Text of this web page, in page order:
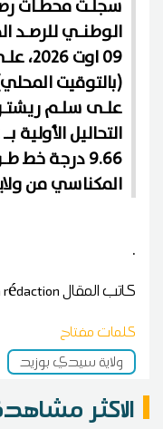
سجلـت محطـات
الوطنـي للرصـد
علـى سلـم
9.66 درجة
المكناسي من
.
كاتب المقالrédaction
كلمات مفتاح
ولاية سيدي بوزيد
الاكثر